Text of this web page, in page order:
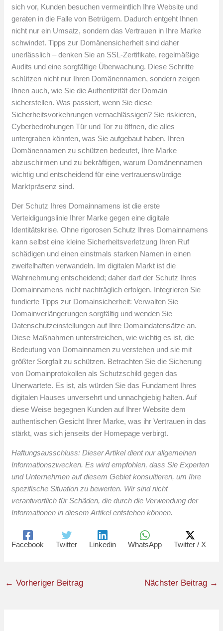
sich vor, Kunden besuchen vermeintlich Ihre Website und
geraten in die Falle von Betrügern. Dadurch entgeht Ihnen
nicht nur ein Umsatz, sondern das Vertrauen in Ihre Marke
schwindet. Tipps zur Domänensicherheit sind daher
unerlässlich – denken Sie an SSL-Zertifikate, regelmäßige
Audits und eine sorgfältige Überwachung. Diese Schritte
schützen nicht nur Ihren Domänennamen, sondern zeigen
Ihnen auch, wie Sie die Authentizität der Domain
sicherstellen. Was passiert, wenn Sie diese
Sicherheitsvorkehrungen vernachlässigen? Sie riskieren,
Cyberbedrohungen Tür und Tor zu öffnen, die alles
untergraben könnten, was Sie aufgebaut haben. Ihren
Domänennamen zu schützen bedeutet, Ihre Marke
abzuschirmen und zu bekräftigen, warum Domänennamen
wichtig und entscheidend für eine vertrauenswürdige
Marktpräsenz sind.
Der Schutz Ihres Domainnamens ist die erste
Verteidigungslinie Ihrer Marke gegen eine digitale
Identitätskrise. Ohne rigorosen Schutz Ihres Domainnamens
kann selbst eine kleine Sicherheitsverletzung Ihren Ruf
schädigen und einen einstmals starken Namen in einen
zweifelhaften verwandeln. Im digitalen Markt ist die
Wahrnehmung entscheidend; daher darf der Schutz Ihres
Domainnamens nicht nachträglich erfolgen. Integrieren Sie
fundierte Tipps zur Domainsicherheit: Verwalten Sie
Domainverlängerungen sorgfältig und wenden Sie
Datenschutzeinstellungen auf Ihre Domaindatensätze an.
Diese Maßnahmen unterstreichen, wie wichtig es ist, die
Bedeutung von Domainnamen zu verstehen und sie mit
größter Sorgfalt zu schützen. Betrachten Sie die Sicherung
von Domainprotokollen als Schutzschild gegen das
Unerwartete. Es ist, als würden Sie das Fundament Ihres
digitalen Hauses unversehrt und unnachgiebig halten. Auf
diese Weise begegnen Kunden auf Ihrer Website dem
authentischen Gesicht Ihrer Marke, was ihr Vertrauen in das
stärkt, was sich jenseits der Homepage verbirgt.
Haftungsausschluss: Dieser Artikel dient nur allgemeinen
Informationszwecken. Es wird empfohlen, dass Sie Experten
und Unternehmen auf diesem Gebiet konsultieren, um Ihre
spezifische Situation zu bewerten. Wir sind nicht
verantwortlich für Schäden, die durch die Verwendung der
Informationen in diesem Artikel entstehen können.
Facebook Twitter Linkedin WhatsApp Twitter / X
← Vorheriger Beitrag Nächster Beitrag →